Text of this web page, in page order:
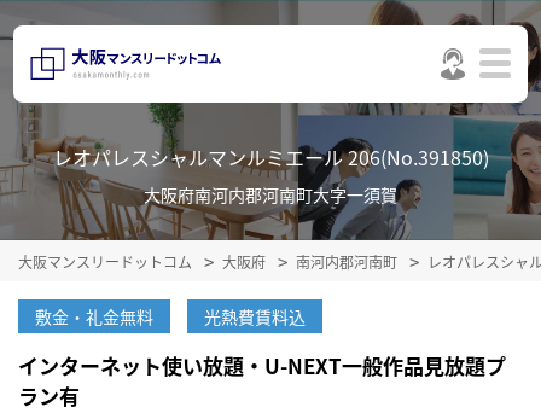
レオパレスシャルマンルミエール 206(No.391850)
大阪府南河内郡河南町大字一須賀
大阪マンスリードットコム 大阪府 南河内郡河南町 レオパレスシャ
敷金・礼金無料 光熱費賃料込
インターネット使い放題・U-NEXT一般作品見放題プ
ラン有